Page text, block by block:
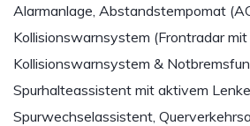
Alarmanlage, Abstandstempomat
Kollisionswarnsystem (Frontradar mit
Kollisionswarnsystem &
Spurhalteassistent mit aktivem
Spurwechselassistent,